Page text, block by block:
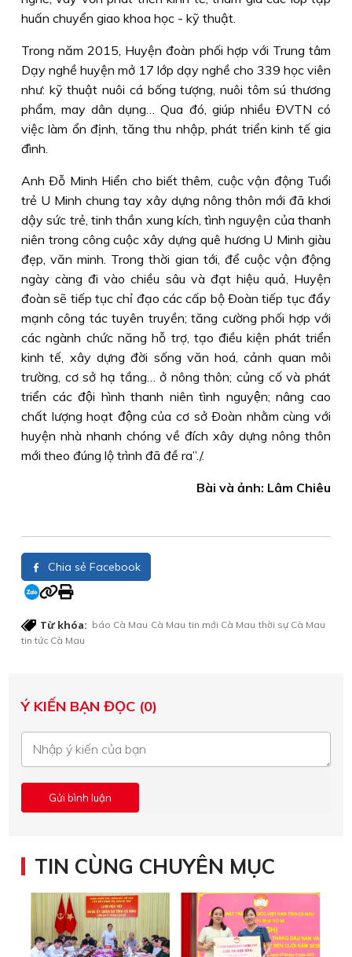
huấn chuyển giao khoa học - kỹ thuật.
Trong năm 2015, Huyện đoàn phối hợp với Trung tâm
Dạy nghề huyện mở 17 lớp dạy nghề cho 339 học viên
như: kỹ thuật nuôi cá bống tượng, nuôi tôm sú thương
phẩm, may dân dụng… Qua đó, giúp nhiều ÐVTN có
việc làm ổn định, tăng thu nhập, phát triển kinh tế gia
đình.
Anh Ðỗ Minh Hiển cho biết thêm, cuộc vận động Tuổi
trẻ U Minh chung tay xây dựng nông thôn mới đã khơi
dậy sức trẻ, tinh thần xung kích, tình nguyện của thanh
niên trong công cuộc xây dựng quê hương U Minh giàu
đẹp, văn minh. Trong thời gian tới, để cuộc vận động
ngày càng đi vào chiều sâu và đạt hiệu quả, Huyện
đoàn sẽ tiếp tục chỉ đạo các cấp bộ Ðoàn tiếp tục đẩy
mạnh công tác tuyên truyền; tăng cường phối hợp với
các ngành chức năng hỗ trợ, tạo điều kiện phát triển
kinh tế, xây dựng đời sống văn hoá, cảnh quan môi
trường, cơ sở hạ tầng… ở nông thôn; củng cố và phát
triển các đội hình thanh niên tình nguyện; nâng cao
chất lượng hoạt động của cơ sở Ðoàn nhằm cùng với
huyện nhà nhanh chóng về đích xây dựng nông thôn
mới theo đúng lộ trình đã đề ra”./.
Bài và ảnh: Lâm Chiêu
Chia sẻ Facebook
Từ khóa: báo Cà Mau Cà Mau tin mới Cà Mau thời sự Cà Mau
tin tức Cà Mau
Ý KIẾN BẠN ĐỌC (0)
TIN CÙNG CHUYÊN MỤC